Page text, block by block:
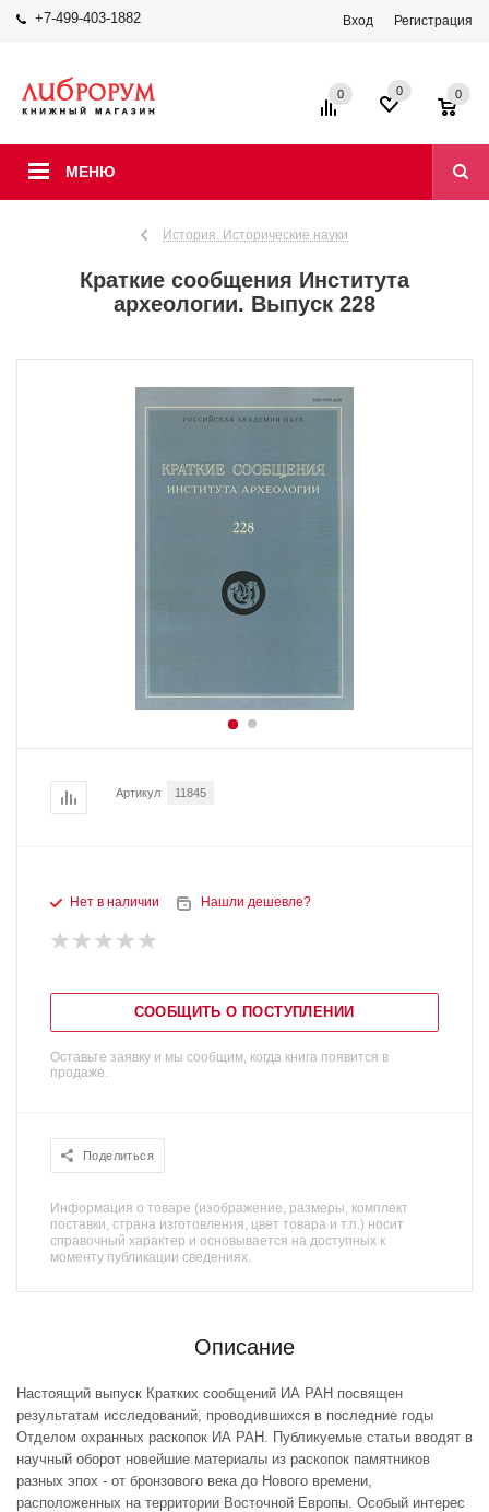
+7-499-403-1882 Вход Регистрация
МЕНЮ
0 0 0
История. Исторические науки
Краткие сообщения Института
археологии. Выпуск 228
Артикул 11845
Нет в наличии Нашли дешевле?
СООБЩИТЬ О ПОСТУПЛЕНИИ
Оставьте заявку и мы сообщим, когда книга появится в
продаже.
Поделиться
Информация о товаре (изображение, размеры, комплект
поставки, страна изготовления, цвет товара и т.п.) носит
справочный характер и основывается на доступных к
моменту публикации сведениях.
Описание
Настоящий выпуск Кратких сообщений ИА РАН посвящен
результатам исследований, проводившихся в последние годы
Отделом охранных раскопок ИА РАН. Публикуемые статьи вводят в
научный оборот новейшие материалы из раскопок памятников
разных эпох - от бронзового века до Нового времени,
расположенных на территории Восточной Европы. Особый интерес